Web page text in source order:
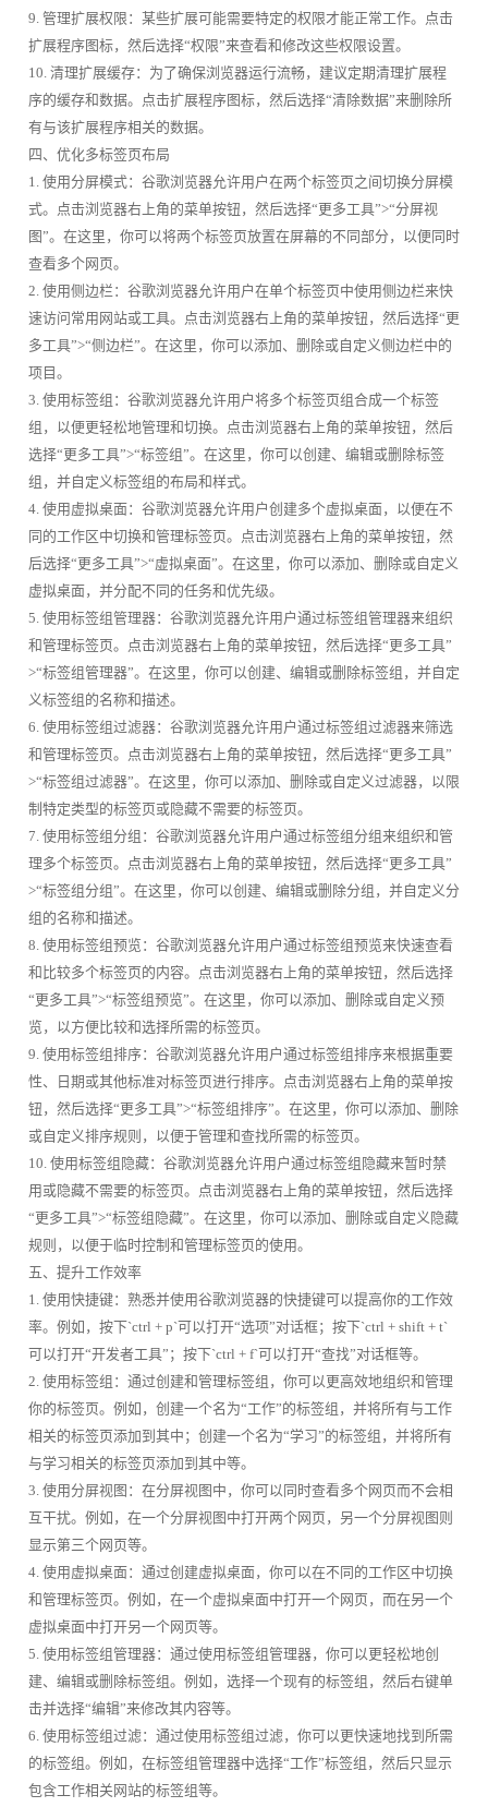
9. 管理扩展权限：某些扩展可能需要特定的权限才能正常工作。点击
扩展程序图标，然后选择“权限”来查看和修改这些权限设置。
10. 清理扩展缓存：为了确保浏览器运行流畅，建议定期清理扩展程
序的缓存和数据。点击扩展程序图标，然后选择“清除数据”来删除所
有与该扩展程序相关的数据。
四、优化多标签页布局
1. 使用分屏模式：谷歌浏览器允许用户在两个标签页之间切换分屏模
式。点击浏览器右上角的菜单按钮，然后选择“更多工具”>“分屏视
图”。在这里，你可以将两个标签页放置在屏幕的不同部分，以便同时
查看多个网页。
2. 使用侧边栏：谷歌浏览器允许用户在单个标签页中使用侧边栏来快
速访问常用网站或工具。点击浏览器右上角的菜单按钮，然后选择“更
多工具”>“侧边栏”。在这里，你可以添加、删除或自定义侧边栏中的
项目。
3. 使用标签组：谷歌浏览器允许用户将多个标签页组合成一个标签
组，以便更轻松地管理和切换。点击浏览器右上角的菜单按钮，然后
选择“更多工具”>“标签组”。在这里，你可以创建、编辑或删除标签
组，并自定义标签组的布局和样式。
4. 使用虚拟桌面：谷歌浏览器允许用户创建多个虚拟桌面，以便在不
同的工作区中切换和管理标签页。点击浏览器右上角的菜单按钮，然
后选择“更多工具”>“虚拟桌面”。在这里，你可以添加、删除或自定义
虚拟桌面，并分配不同的任务和优先级。
5. 使用标签组管理器：谷歌浏览器允许用户通过标签组管理器来组织
和管理标签页。点击浏览器右上角的菜单按钮，然后选择“更多工具”
>“标签组管理器”。在这里，你可以创建、编辑或删除标签组，并自定
义标签组的名称和描述。
6. 使用标签组过滤器：谷歌浏览器允许用户通过标签组过滤器来筛选
和管理标签页。点击浏览器右上角的菜单按钮，然后选择“更多工具”
>“标签组过滤器”。在这里，你可以添加、删除或自定义过滤器，以限
制特定类型的标签页或隐藏不需要的标签页。
7. 使用标签组分组：谷歌浏览器允许用户通过标签组分组来组织和管
理多个标签页。点击浏览器右上角的菜单按钮，然后选择“更多工具”
>“标签组分组”。在这里，你可以创建、编辑或删除分组，并自定义分
组的名称和描述。
8. 使用标签组预览：谷歌浏览器允许用户通过标签组预览来快速查看
和比较多个标签页的内容。点击浏览器右上角的菜单按钮，然后选择
“更多工具”>“标签组预览”。在这里，你可以添加、删除或自定义预
览，以方便比较和选择所需的标签页。
9. 使用标签组排序：谷歌浏览器允许用户通过标签组排序来根据重要
性、日期或其他标准对标签页进行排序。点击浏览器右上角的菜单按
钮，然后选择“更多工具”>“标签组排序”。在这里，你可以添加、删除
或自定义排序规则，以便于管理和查找所需的标签页。
10. 使用标签组隐藏：谷歌浏览器允许用户通过标签组隐藏来暂时禁
用或隐藏不需要的标签页。点击浏览器右上角的菜单按钮，然后选择
“更多工具”>“标签组隐藏”。在这里，你可以添加、删除或自定义隐藏
规则，以便于临时控制和管理标签页的使用。
五、提升工作效率
1. 使用快捷键：熟悉并使用谷歌浏览器的快捷键可以提高你的工作效
率。例如，按下`ctrl + p`可以打开“选项”对话框；按下`ctrl + shift + t`
可以打开“开发者工具”；按下`ctrl + f`可以打开“查找”对话框等。
2. 使用标签组：通过创建和管理标签组，你可以更高效地组织和管理
你的标签页。例如，创建一个名为“工作”的标签组，并将所有与工作
相关的标签页添加到其中；创建一个名为“学习”的标签组，并将所有
与学习相关的标签页添加到其中等。
3. 使用分屏视图：在分屏视图中，你可以同时查看多个网页而不会相
互干扰。例如，在一个分屏视图中打开两个网页，另一个分屏视图则
显示第三个网页等。
4. 使用虚拟桌面：通过创建虚拟桌面，你可以在不同的工作区中切换
和管理标签页。例如，在一个虚拟桌面中打开一个网页，而在另一个
虚拟桌面中打开另一个网页等。
5. 使用标签组管理器：通过使用标签组管理器，你可以更轻松地创
建、编辑或删除标签组。例如，选择一个现有的标签组，然后右键单
击并选择“编辑”来修改其内容等。
6. 使用标签组过滤：通过使用标签组过滤，你可以更快速地找到所需
的标签组。例如，在标签组管理器中选择“工作”标签组，然后只显示
包含工作相关网站的标签组等。